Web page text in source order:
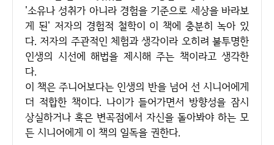
'소유나 성취가 아니라 경험을 기준으로 세상을 바라보
게 된' 저자의 경험적 철학이 이 책에 충분히 녹아 있
다. 저자의 주관적인 체험과 생각이라 오히려 불투명한
인생의 시선에 해법을 제시해 주는 책이라고 생각한
다.
이 책은 주니어보다는 인생의 반을 넘어 선 시니어에게
더 적합한 책이다. 나이가 들어가면서 방향성을 잠시
상실하거나 혹은 변곡점에서 자신을 돌아봐야 하는 모
든 시니어에게 이 책의 일독을 권한다.